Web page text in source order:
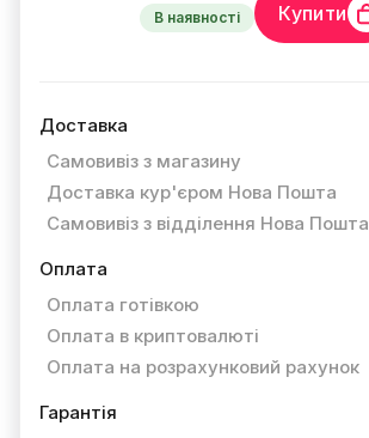
В наявності Купити
Доставка
Самовивіз з магазину
Доставка кур'єром Нова Пошта
Самовивіз з відділення Нова Пошта
Оплата
Оплата готівкою
Оплата в криптовалюті
Оплата на розрахунковий рахунок
Гарантія